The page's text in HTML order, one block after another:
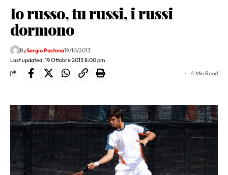
Io russo, tu russi, i russi
dormono
Last updated: 19 Ottobre 2013 8:00 pm
BySergio Pastena19/10/2013
4 Min Read